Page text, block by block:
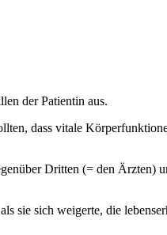
der Patientin aus.
dass vitale
Dritten (= den Ärzten)
sie sich weigerte, die